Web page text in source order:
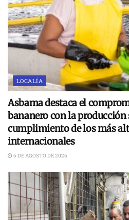
LOCALÍA
Asbama destaca el
bananero con la producción
cumplimiento de los más
internacionales
6 DE AGOSTO DE 2026